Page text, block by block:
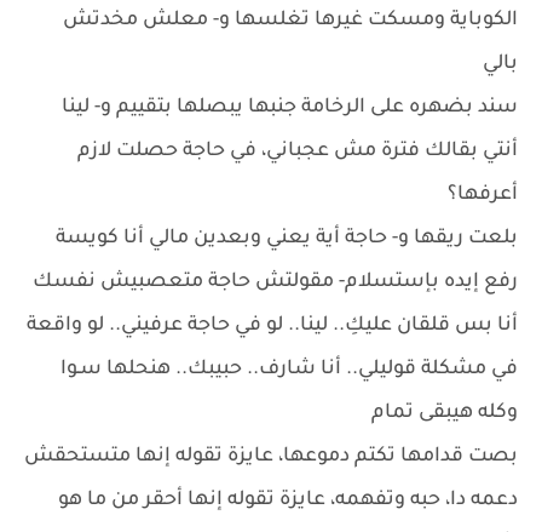
الكوباية ومسكت غيرها تغلسها و- معلش مخدتش
بالي
سند بضهره على الرخامة جنبها يبصلها بتقييم و- لينا
أنتي بقالك فترة مش عجباني، في حاجة حصلت لازم
أعرفها؟
بلعت ريقها و- حاجة أية يعني وبعدين مالي أنا كويسة
رفع إيده بإستسلام- مقولتش حاجة متعصبيش نفسك
أنا بس قلقان عليكِ.. لينا.. لو في حاجة عرفيني.. لو واقعة
في مشكلة قوليلي.. أنا شارف.. حبيبك.. هنحلها سـوا
وكله هيبقى تمام
بصت قدامها تكتم دموعها، عايزة تقوله إنها متستحقش
دعمه دا، حبه وتفهمه، عايزة تقوله إنها أحقر من ما هو